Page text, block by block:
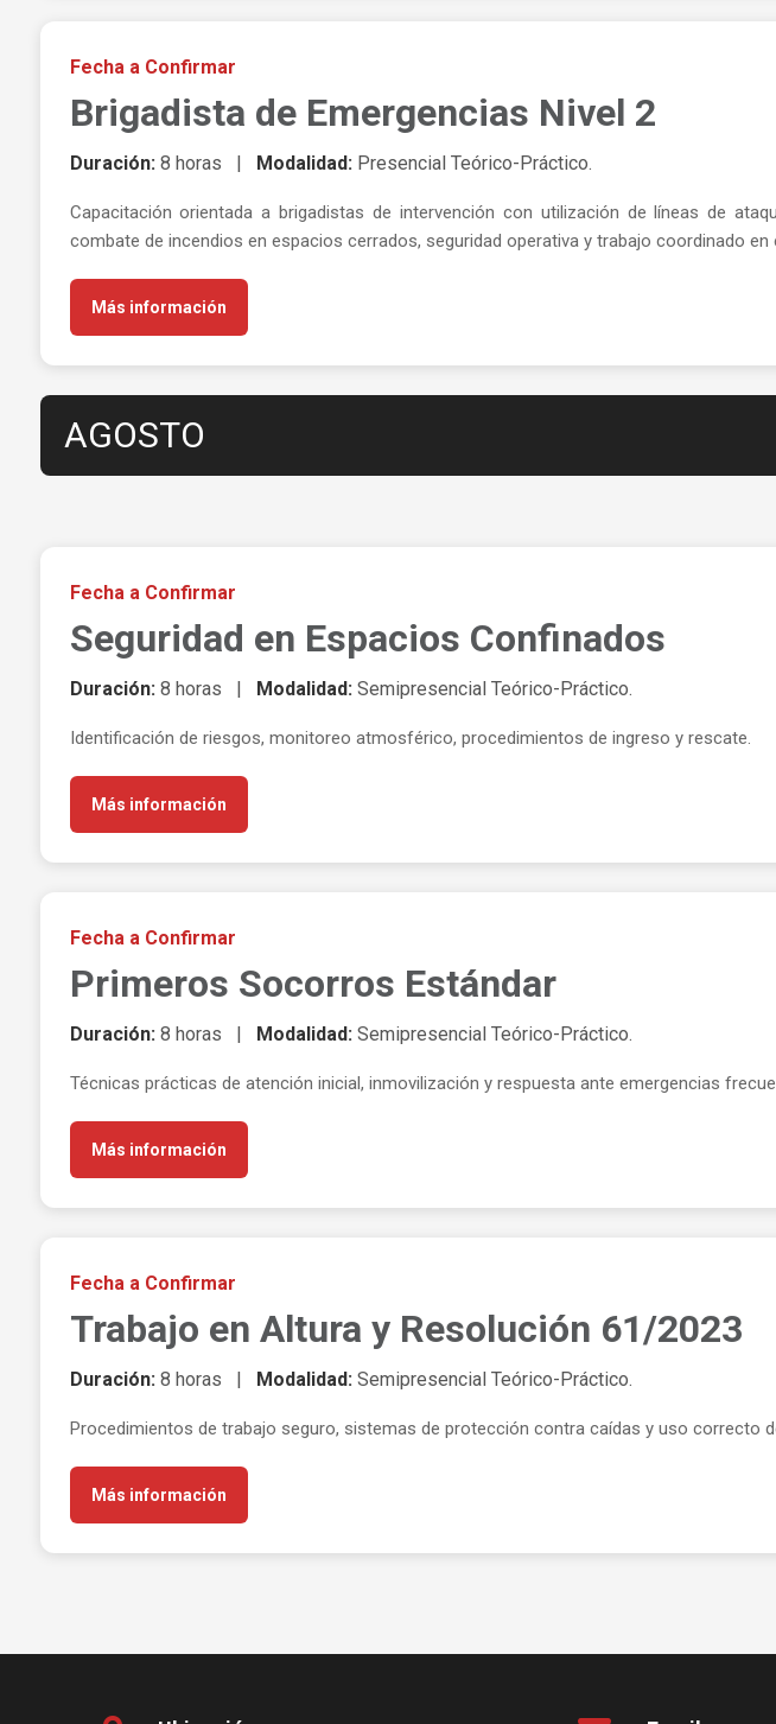
Fecha a Confirmar
Brigadista de Emergencias Nivel 2
Duración:8 horas | Modalidad:Presencial Teórico-Práctico.
Capacitación orientada a brigadistas de intervención con utilización de líneas de
combate de incendios en espacios cerrados, seguridad operativa y trabajo coordinado en
Más información
AGOSTO
Fecha a Confirmar
Seguridad en Espacios Confinados
Duración:8 horas | Modalidad:Semipresencial Teórico-Práctico.
Identificación de riesgos, monitoreo atmosférico, procedimientos de ingreso y rescate.
Más información
Fecha a Confirmar
Primeros Socorros Estándar
Duración:8 horas | Modalidad:Semipresencial Teórico-Práctico.
Técnicas prácticas de atención inicial, inmovilización y respuesta ante emergencias
Más información
Fecha a Confirmar
Trabajo en Altura y Resolución 61/2023
Duración:8 horas | Modalidad:Semipresencial Teórico-Práctico.
Procedimientos de trabajo seguro, sistemas de protección contra caídas y uso correcto
Más información